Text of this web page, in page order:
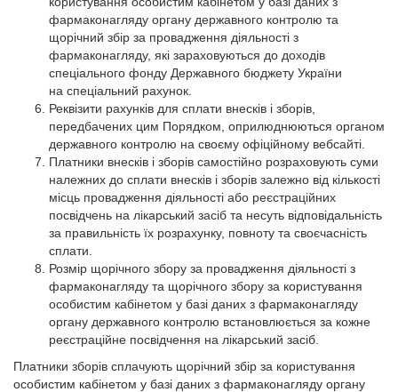
фармаконагляду органу державного контролю та
щорічний збір за провадження діяльності з
фармаконагляду, які зараховуються до доходів
спеціального фонду Державного бюджету України
на спеціальний рахунок.
Реквізити рахунків для сплати внесків і зборів,
передбачених цим Порядком, оприлюднюються органом
державного контролю на своєму офіційному вебсайті.
Платники внесків і зборів самостійно розраховують суми
належних до сплати внесків і зборів залежно від кількості
місць провадження діяльності або реєстраційних
посвідчень на лікарський засіб та несуть відповідальність
за правильність їх розрахунку, повноту та своєчасність
сплати.
Розмір щорічного збору за провадження діяльності з
фармаконагляду та щорічного збору за користування
особистим кабінетом у базі даних з фармаконагляду
органу державного контролю встановлюється за кожне
реєстраційне посвідчення на лікарський засіб.
Платники зборів сплачують щорічний збір за користування
особистим кабінетом у базі даних з фармаконагляду органу